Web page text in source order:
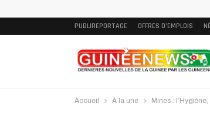
PUBLIREPORTAGE OFFRES D’EMPLOIS
Accueil À la une Mines :